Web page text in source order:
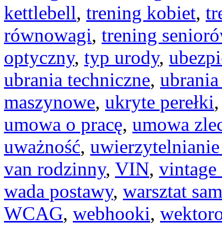
kettlebell, trening kobiet,
równowagi, trening
optyczny, typ urody,
ubrania techniczne,
maszynowe, ukryte perełki
umowa o pracę, umowa
uważność,
van rodzinny, VIN, vintage
wada postawy, warsztat
WCAG, webhooki,